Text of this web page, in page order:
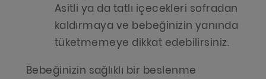
Asitli ya da tatlı içecekleri sofradan
kaldırmaya ve bebeğinizin yanında
tüketmemeye dikkat edebilirsiniz.
Bebeğinizin sağlıklı bir beslenme